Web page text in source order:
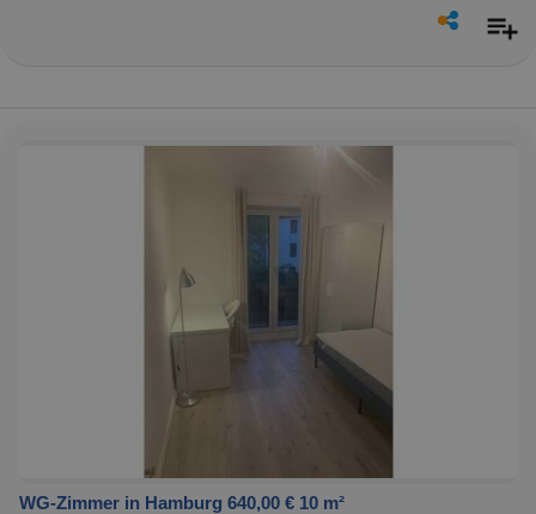
WG-Zimmer in Hamburg 640,00 € 10 m²